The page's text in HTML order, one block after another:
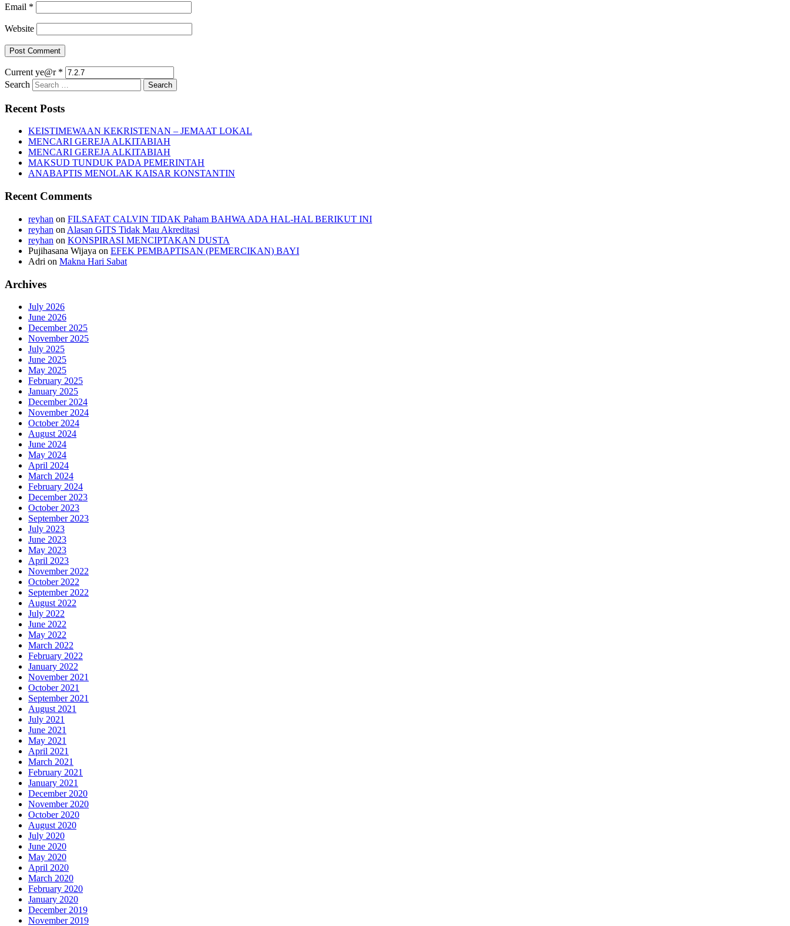
Email *
Website
Current ye@r *
Search
Recent Posts
KEISTIMEWAAN KEKRISTENAN – JEMAAT LOKAL
MENCARI GEREJA ALKITABIAH
MENCARI GEREJA ALKITABIAH
MAKSUD TUNDUK PADA PEMERINTAH
ANABAPTIS MENOLAK KAISAR KONSTANTIN
Recent Comments
reyhan on FILSAFAT CALVIN TIDAK Paham BAHWA ADA HAL-HAL BERIKUT INI
reyhan on Alasan GITS Tidak Mau Akreditasi
reyhan on KONSPIRASI MENCIPTAKAN DUSTA
Pujihasana Wijaya on EFEK PEMBAPTISAN (PEMERCIKAN) BAYI
Adri on Makna Hari Sabat
Archives
July 2026
June 2026
December 2025
November 2025
July 2025
June 2025
May 2025
February 2025
January 2025
December 2024
November 2024
October 2024
August 2024
June 2024
May 2024
April 2024
March 2024
February 2024
December 2023
October 2023
September 2023
July 2023
June 2023
May 2023
April 2023
November 2022
October 2022
September 2022
August 2022
July 2022
June 2022
May 2022
March 2022
February 2022
January 2022
November 2021
October 2021
September 2021
August 2021
July 2021
June 2021
May 2021
April 2021
March 2021
February 2021
January 2021
December 2020
November 2020
October 2020
August 2020
July 2020
June 2020
May 2020
April 2020
March 2020
February 2020
January 2020
December 2019
November 2019